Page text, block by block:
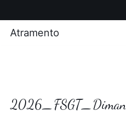
Atramento
Photos